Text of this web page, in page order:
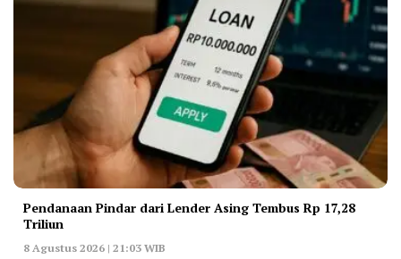
Pendanaan Pindar dari Lender Asing Tembus Rp 17,28
Triliun
8 Agustus 2026 | 21:03 WIB